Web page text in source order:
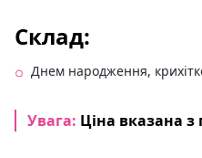
Склад:
Днем народження,
Увага: Ціна вказана з